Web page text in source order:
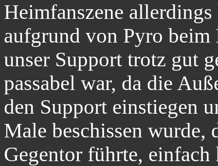
Heimfanszene
aufgrund von Pyro
unser Support trotz gut
passabel war, da die
den Support einstiegen
Male beschissen wurde,
Gegentor führte, einfach